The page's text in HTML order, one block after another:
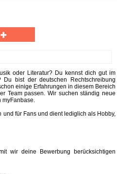
oder Literatur? Du kennst dich gut im
Du bist der deutschen Rechtschreibung
einige Erfahrungen in diesem Bereich
Team passen. Wir suchen ständig neue
myFanbase.
für Fans und dient lediglich als Hobby,
wir deine Bewerbung berücksichtigen